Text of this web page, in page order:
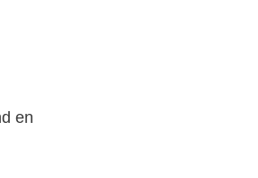
en